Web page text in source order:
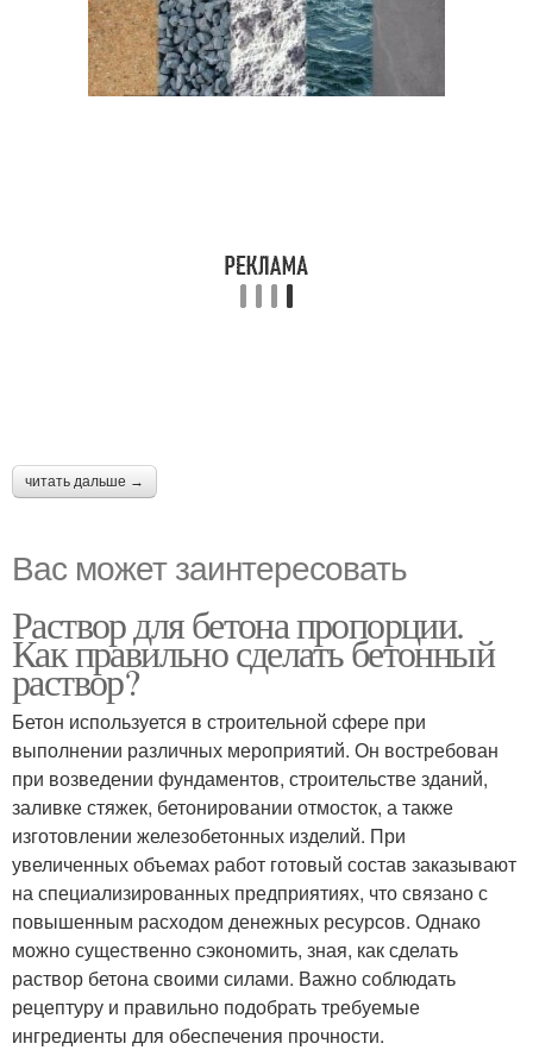
читать дальше →
Вас может заинтересовать
Раствор для бетона пропорции.
Как правильно сделать бетонный
раствор?
Бетон используется в строительной сфере при
выполнении различных мероприятий. Он востребован
при возведении фундаментов, строительстве зданий,
заливке стяжек, бетонировании отмосток, а также
изготовлении железобетонных изделий. При
увеличенных объемах работ готовый состав заказывают
на специализированных предприятиях, что связано с
повышенным расходом денежных ресурсов. Однако
можно существенно сэкономить, зная, как сделать
раствор бетона своими силами. Важно соблюдать
рецептуру и правильно подобрать требуемые
ингредиенты для обеспечения прочности.